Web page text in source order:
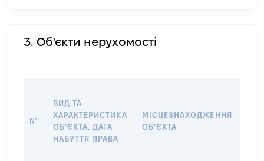
3. Об'єкти нерухомості
№
ВИД ТА
ХАРАКТЕРИСТИКА
ОБʼЄКТА, ДАТА
НАБУТТЯ ПРАВА
МІСЦЕЗНАХОДЖЕННЯ
ОБʼЄКТА